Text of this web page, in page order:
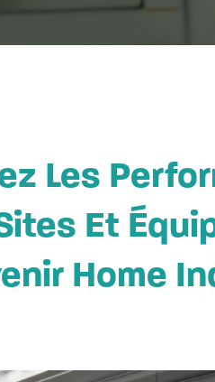
Les
Et
Home